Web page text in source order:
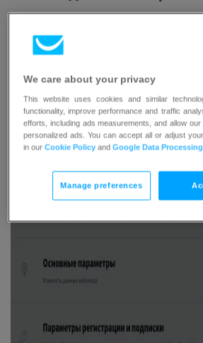
включив эту опцию при его
нужно:
НажмитеДобавить данные
параметрах, чтобы начать
мероприятия.
We care about your privacy
This website uses cookies and similar
functionality, improve performance and traffic
efforts, including ads measurements, and allow
personalized ads. You can accept all or adjust
in ourCookie Policy andGoogle Data
Manage preferences